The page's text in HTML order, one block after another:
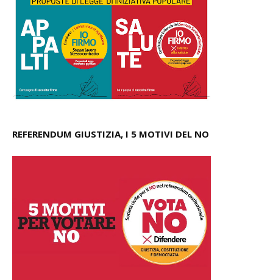
REFERENDUM GIUSTIZIA, I 5 MOTIVI DEL NO